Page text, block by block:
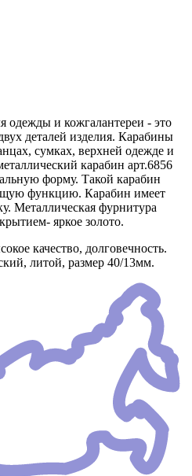
одежды и кожгалантереи - это
деталей изделия. Карабины
сумках, верхней одежде и
карабин арт.6856
форму. Такой карабин
функцию. Карабин имеет
Металлическая фурнитура
яркое золото.
качество, долговечность.
литой, размер 40/13мм.